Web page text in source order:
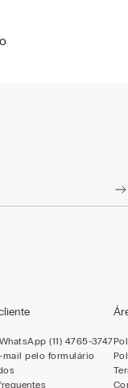
(11) 4765-3747
mail pelo formulário